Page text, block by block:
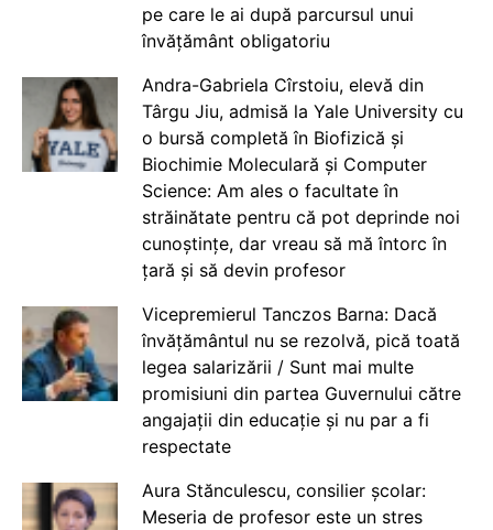
pe care le ai după parcursul unui
învățământ obligatoriu
Andra-Gabriela Cîrstoiu, elevă din
Târgu Jiu, admisă la Yale University cu
o bursă completă în Biofizică și
Biochimie Moleculară și Computer
Science: Am ales o facultate în
străinătate pentru că pot deprinde noi
cunoștințe, dar vreau să mă întorc în
țară și să devin profesor
Vicepremierul Tanczos Barna: Dacă
învățământul nu se rezolvă, pică toată
legea salarizării / Sunt mai multe
promisiuni din partea Guvernului către
angajații din educație și nu par a fi
respectate
Aura Stănculescu, consilier școlar:
Meseria de profesor este un stres